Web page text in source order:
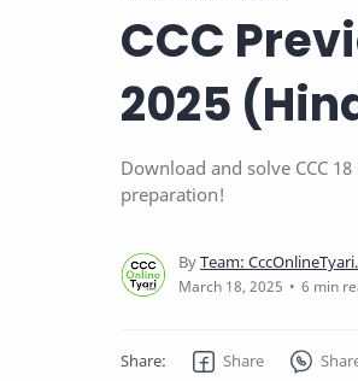
CCC
2025
Download and solve CCC
preparation!
6 min